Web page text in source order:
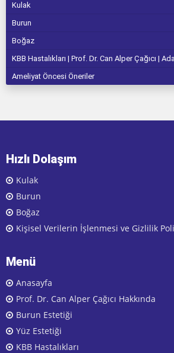
Kulak
Burun
Boğaz
KBB Hastalıkları | Prof. Dr. Can Alper Çağıcı |
Ameliyat Öncesi Öneriler
Hızlı Dolaşım
Kulak
Burun
Boğaz
Kişisel Verilerin İşlenmesi ve Gizlilik
Menü
Anasayfa
Prof. Dr. Can Alper Çağıcı Hakkında
Burun Estetiği
Yüz Estetiği
KBB Hastalıkları